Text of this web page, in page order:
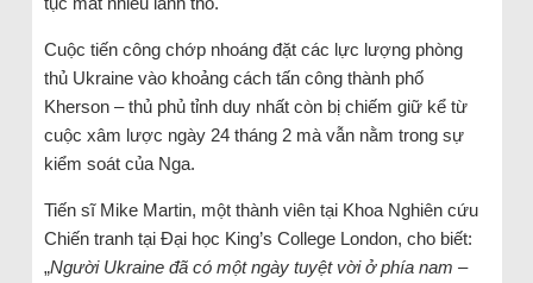
Cuộc tiến công chớp nhoáng đặt các lực lượng phòng
thủ Ukraine vào khoảng cách tấn công thành phố
Kherson – thủ phủ tỉnh duy nhất còn bị chiếm giữ kể từ
cuộc xâm lược ngày 24 tháng 2 mà vẫn nằm trong sự
kiểm soát của Nga.
Tiến sĩ Mike Martin, một thành viên tại Khoa Nghiên cứu
Chiến tranh tại Đại học King’s College London, cho biết:
„Người Ukraine đã có một ngày tuyệt vời ở phía nam –